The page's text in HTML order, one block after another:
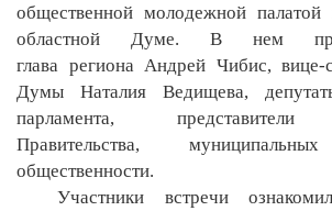
общественной молодежной
областной Думе. В нем
глава региона Андрей Чибис, вице-
Думы Наталия Ведищева,
парламента, представители
Правительства,
общественности.
Участники встречи